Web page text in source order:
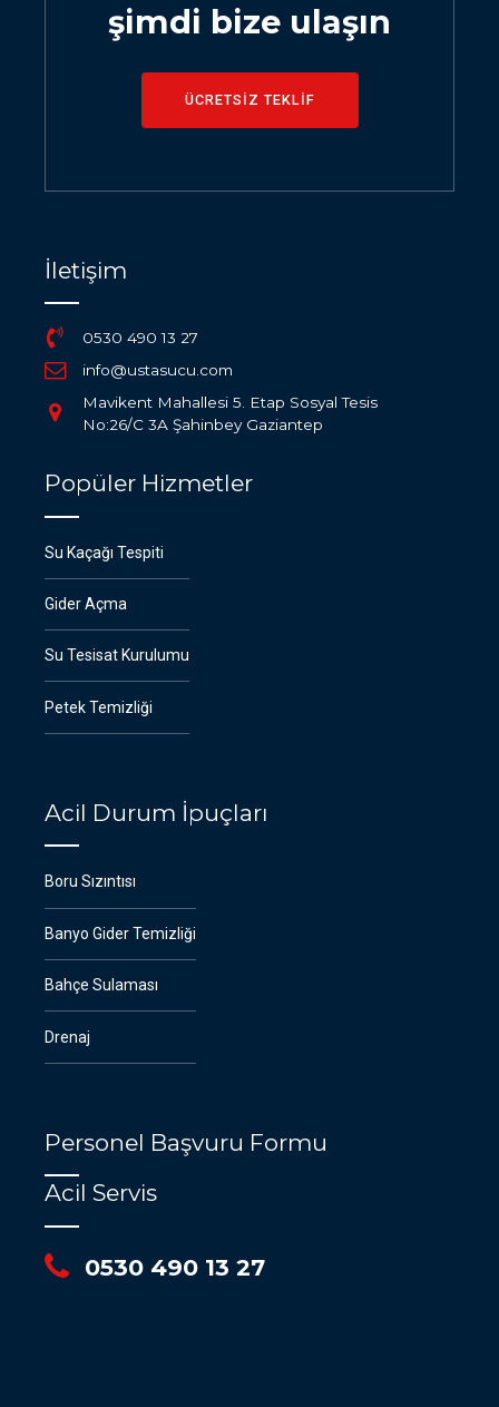
şimdi bize ulaşın
ÜCRETSİZ TEKLİF
İletişim
0530 490 13 27
info@ustasucu.com
Mavikent Mahallesi 5. Etap Sosyal Tesis
No:26/C 3A Şahinbey Gaziantep
Popüler Hizmetler
Su Kaçağı Tespiti
Gider Açma
Su Tesisat Kurulumu
Petek Temizliği
Acil Durum İpuçları
Boru Sızıntısı
Banyo Gider Temizliği
Bahçe Sulaması
Drenaj
Personel Başvuru Formu
Acil Servis
0530 490 13 27